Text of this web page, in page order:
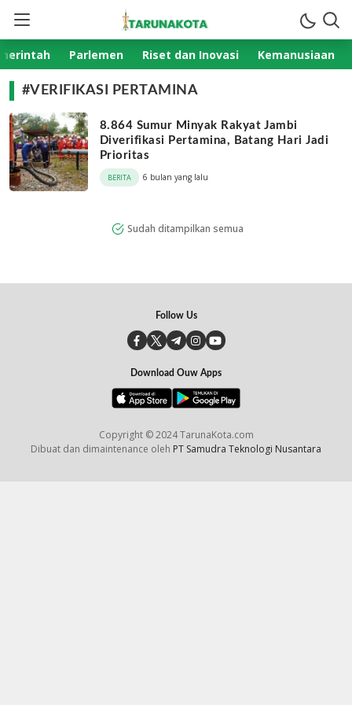
TarunaKota.com
Aktual Terpercaya
Parlemen Riset dan Inovasi Kemanusiaan
#VERIFIKASI PERTAMINA
8.864 Sumur Minyak Rakyat Jambi
Diverifikasi Pertamina, Batang Hari Jadi
Prioritas
BERITA 6 bulan yang lalu
Sudah ditampilkan semua
Follow Us
Download Ouw Apps
Copyright © 2024 TarunaKota.com
Dibuat dan dimaintenance oleh PT Samudra Teknologi Nusantara